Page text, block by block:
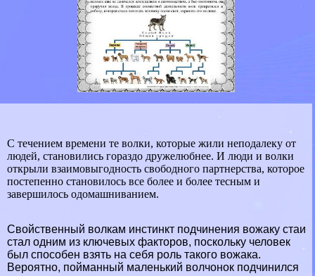
С течением времени те волки, которые жили неподалеку от
людей, становились гораздо дружелюбнее. И люди и волки
открыли взаимовыгодность свободного партнерства, которое
постепенно становилось все более и более тесным и
завершилось одомашниванием.
Свойственный волкам инстинкт подчинения вожаку стаи
стал одним из ключевых факторов, поскольку человек
был способен взять на себя роль такого вожака.
Вероятно, пойманный маленький волчонок подчинился